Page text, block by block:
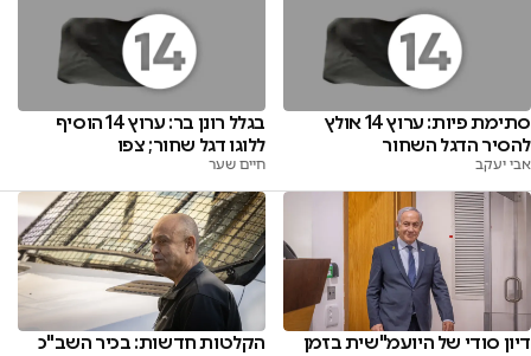
סתימת פיות: ערוץ 14 אולץ
להסיר הדגל השחור
אבי יעקב
בגלל רונן בר: ערוץ 14 הוסיף
ללוגו דגל שחור; צפו
חיים שער
דיון סודי של היועמ"שית בזמן
הקלטות חדשות: בכיר השב"כ